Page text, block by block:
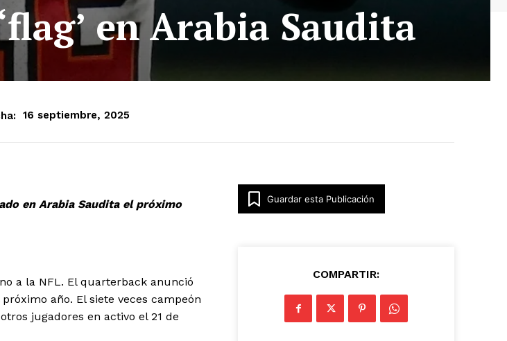
en Arabia Saudita
16 septiembre, 2025
en Arabia Saudita el próximo
a la NFL. El quarterback anunció
año. El siete veces campeón
jugadores en activo el 21 de
Guardar esta Publicación
COMPARTIR: